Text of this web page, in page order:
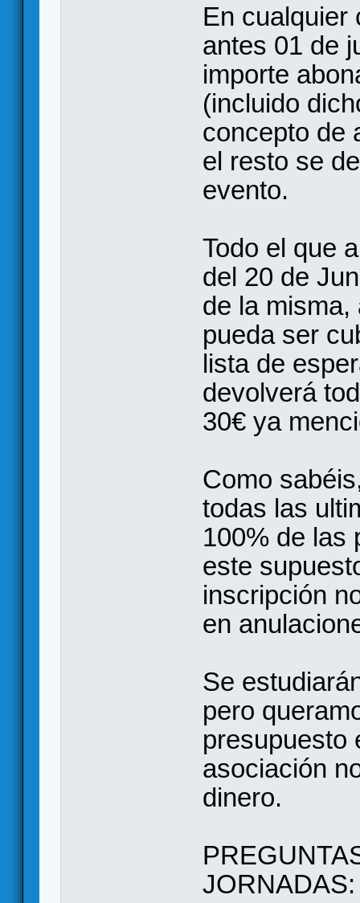
En cualquier
antes 01 de
importe
(incluido
concepto de
el resto se
evento.
Todo el que
del 20 de
de la
pueda ser
lista de
devolverá
30€ ya
Como
todas las
100% de las
este
inscripción
en
Se
pero
presupuesto
asociación
dinero.
JORNADAS: